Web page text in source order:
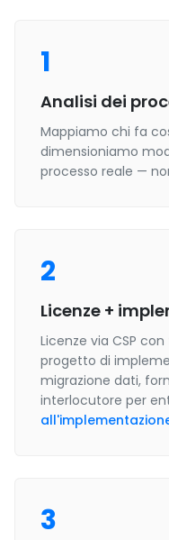
1
Analisi dei
Mappiamo chi fa
dimensioniamo
processo reale —
2
Licenze +
Licenze via CSP
progetto di
migrazione dati,
interlocutore per
3